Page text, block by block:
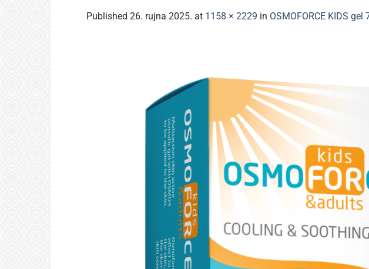
Published 26. rujna 2025. at 1158 × 2229 in OSMOFORCE KIDS gel